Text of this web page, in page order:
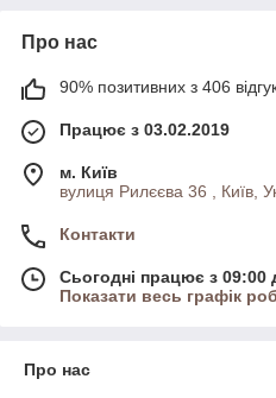
Про нас
90% позитивних з 406
Працює з 03.02.2019
м. Київ
вулиця Рилєєва 36 , Київ,
Контакти
Сьогодні працює з 09:00
Показати весь графік
Про нас